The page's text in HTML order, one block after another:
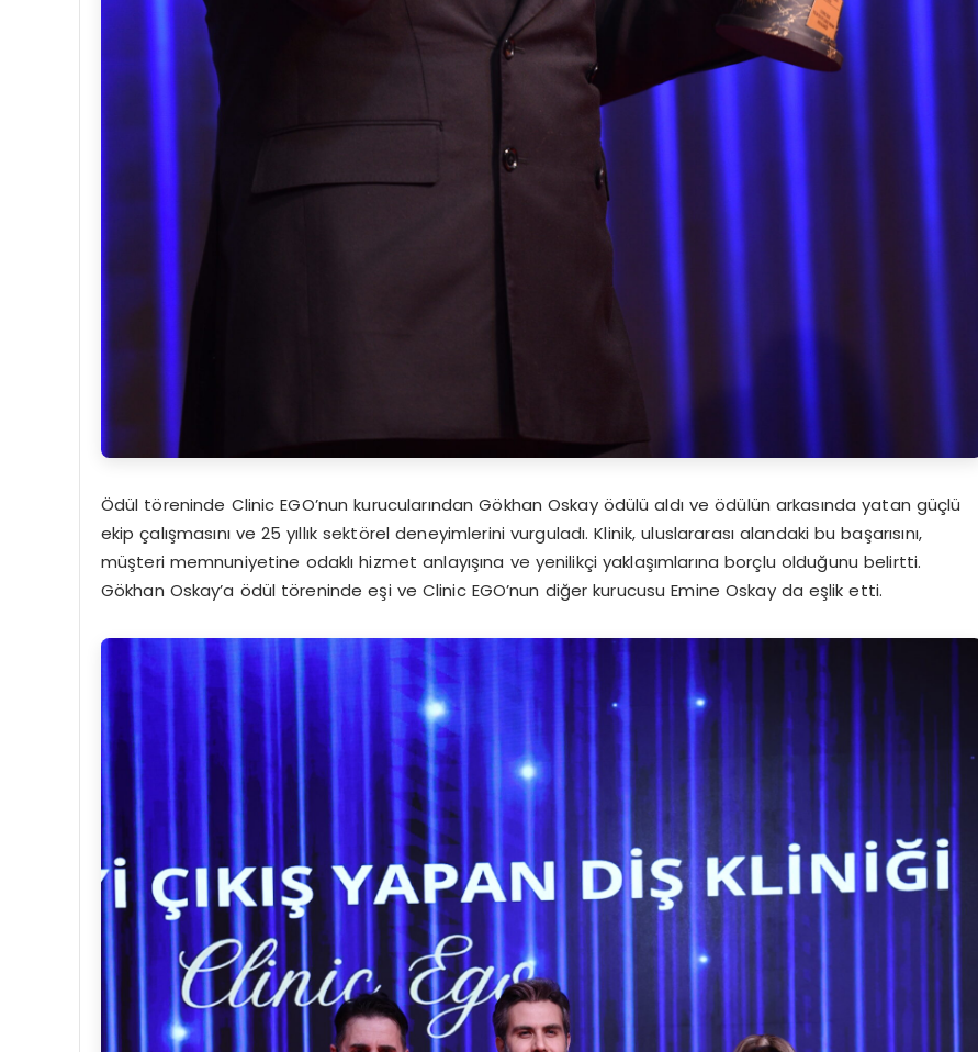
Ödül töreninde Clinic EGO’nun kurucularından Gökhan Oskay ödülü aldı ve ödülün arkasında yatan güçlü
ekip çalışmasını ve 25 yıllık sektörel deneyimlerini vurguladı. Klinik, uluslararası alandaki bu başarısını,
müşteri memnuniyetine odaklı hizmet anlayışına ve yenilikçi yaklaşımlarına borçlu olduğunu belirtti.
Gökhan Oskay’a ödül töreninde eşi ve Clinic EGO’nun diğer kurucusu Emine Oskay da eşlik etti.